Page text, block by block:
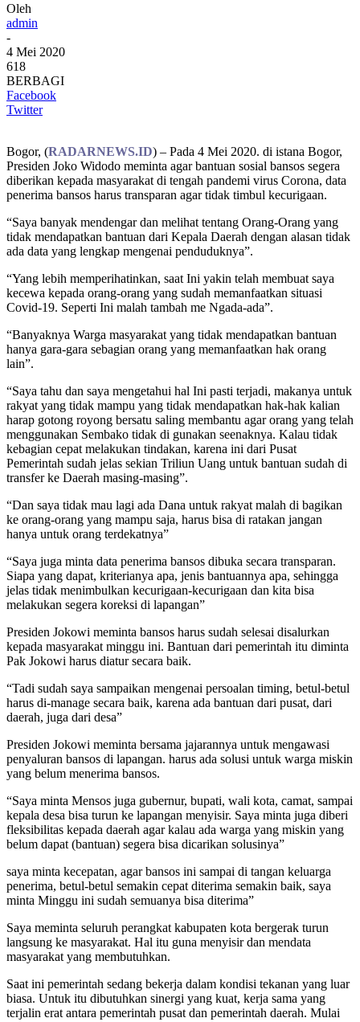
Oleh
admin
-
4 Mei 2020
618
BERBAGI
Facebook
Twitter
Bogor, (RADARNEWS.ID) – Pada 4 Mei 2020. di istana Bogor,
Presiden Joko Widodo meminta agar bantuan sosial bansos segera
diberikan kepada masyarakat di tengah pandemi virus Corona, data
penerima bansos harus transparan agar tidak timbul kecurigaan.
“Saya banyak mendengar dan melihat tentang Orang-Orang yang
tidak mendapatkan bantuan dari Kepala Daerah dengan alasan tidak
ada data yang lengkap mengenai penduduknya”.
“Yang lebih memperihatinkan, saat Ini yakin telah membuat saya
kecewa kepada orang-orang yang sudah memanfaatkan situasi
Covid-19. Seperti Ini malah tambah me Ngada-ada”.
“Banyaknya Warga masyarakat yang tidak mendapatkan bantuan
hanya gara-gara sebagian orang yang memanfaatkan hak orang
lain”.
“Saya tahu dan saya mengetahui hal Ini pasti terjadi, makanya untuk
rakyat yang tidak mampu yang tidak mendapatkan hak-hak kalian
harap gotong royong bersatu saling membantu agar orang yang telah
menggunakan Sembako tidak di gunakan seenaknya. Kalau tidak
kebagian cepat melakukan tindakan, karena ini dari Pusat
Pemerintah sudah jelas sekian Triliun Uang untuk bantuan sudah di
transfer ke Daerah masing-masing”.
“Dan saya tidak mau lagi ada Dana untuk rakyat malah di bagikan
ke orang-orang yang mampu saja, harus bisa di ratakan jangan
hanya untuk orang terdekatnya”
“Saya juga minta data penerima bansos dibuka secara transparan.
Siapa yang dapat, kriterianya apa, jenis bantuannya apa, sehingga
jelas tidak menimbulkan kecurigaan-kecurigaan dan kita bisa
melakukan segera koreksi di lapangan”
Presiden Jokowi meminta bansos harus sudah selesai disalurkan
kepada masyarakat minggu ini. Bantuan dari pemerintah itu diminta
Pak Jokowi harus diatur secara baik.
“Tadi sudah saya sampaikan mengenai persoalan timing, betul-betul
harus di-manage secara baik, karena ada bantuan dari pusat, dari
daerah, juga dari desa”
Presiden Jokowi meminta bersama jajarannya untuk mengawasi
penyaluran bansos di lapangan. harus ada solusi untuk warga miskin
yang belum menerima bansos.
“Saya minta Mensos juga gubernur, bupati, wali kota, camat, sampai
kepala desa bisa turun ke lapangan menyisir. Saya minta juga diberi
fleksibilitas kepada daerah agar kalau ada warga yang miskin yang
belum dapat (bantuan) segera bisa dicarikan solusinya”
saya minta kecepatan, agar bansos ini sampai di tangan keluarga
penerima, betul-betul semakin cepat diterima semakin baik, saya
minta Minggu ini sudah semuanya bisa diterima”
Saya meminta seluruh perangkat kabupaten kota bergerak turun
langsung ke masyarakat. Hal itu guna menyisir dan mendata
masyarakat yang membutuhkan.
Saat ini pemerintah sedang bekerja dalam kondisi tekanan yang luar
biasa. Untuk itu dibutuhkan sinergi yang kuat, kerja sama yang
terjalin erat antara pemerintah pusat dan pemerintah daerah. Mulai